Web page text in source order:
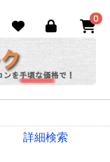
0
詳細検索